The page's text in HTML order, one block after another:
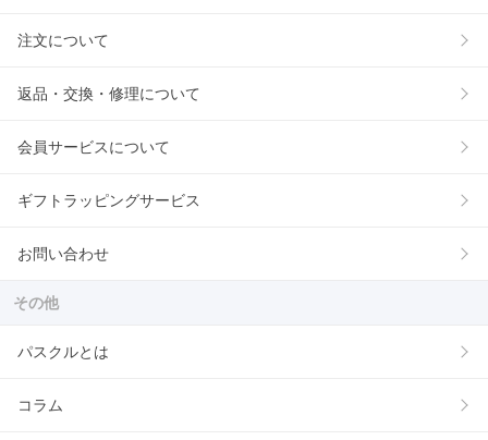
注文について
返品・交換・修理について
会員サービスについて
ギフトラッピングサービス
お問い合わせ
その他
パスクルとは
コラム